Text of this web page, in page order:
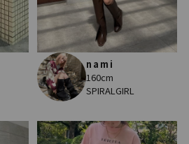
nami
160cm
SPIRALGIRL